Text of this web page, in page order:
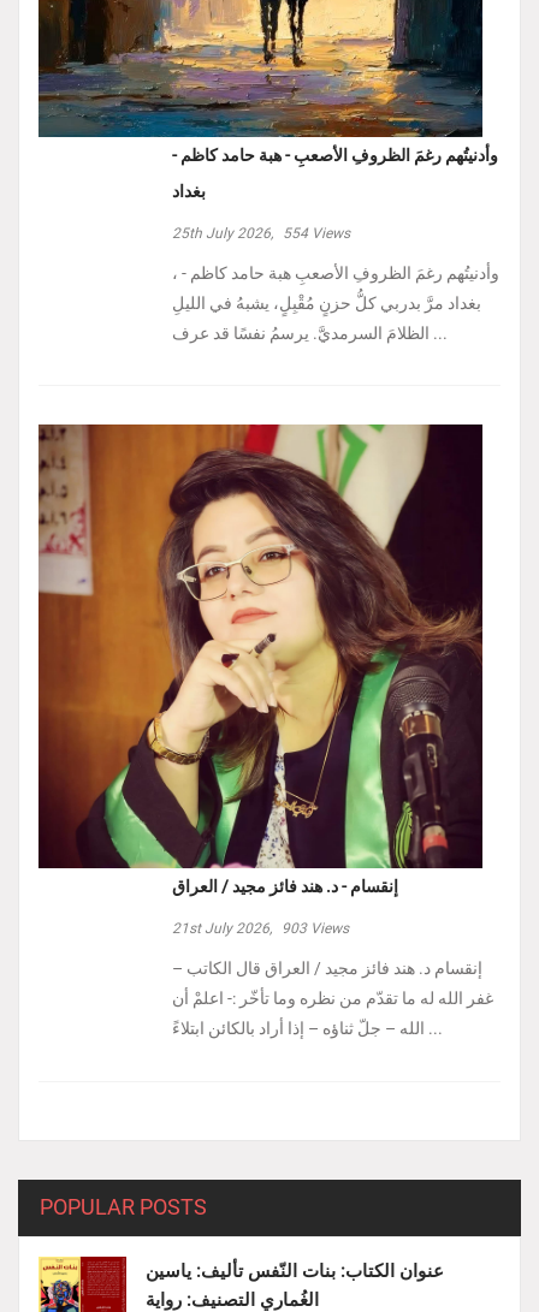
وأدنيتُهم رغمَ الظروفِ الأصعبِ - هبة حامد كاظم -
بغداد
25th July 2026, 554Views
، وأدنيتُهم رغمَ الظروفِ الأصعبِ هبة حامد كاظم -
بغداد مرَّ بدربي كلُّ حزنٍ مُقْبِلٍ، يشبهُ في الليلِ
الظلامَ السرمديَّ. يرسمُ نفسًا قد عرف ...
إنقسام - د. هند فائز مجيد / العراق
21st July 2026, 903Views
إنقسام د. هند فائز مجيد / العراق ‏قال الكاتب –
غفر الله له ما تقدّم من نظره وما تأخّر :- ‏اعلمْ أن
الله – جلّ ثناؤه – إذا أراد بالكائن ابتلاءً ...
POPULAR POSTS
عنوان الكتاب: بنات النّفس تأليف: ياسين
الغُماري التصنيف: رواية